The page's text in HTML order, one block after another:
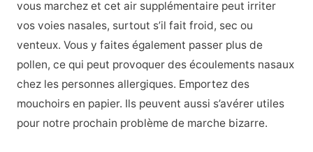
vous marchez et cet air supplémentaire peut irriter
vos voies nasales, surtout s’il fait froid, sec ou
venteux. Vous y faites également passer plus de
pollen, ce qui peut provoquer des écoulements nasaux
chez les personnes allergiques. Emportez des
mouchoirs en papier. Ils peuvent aussi s’avérer utiles
pour notre prochain problème de marche bizarre.